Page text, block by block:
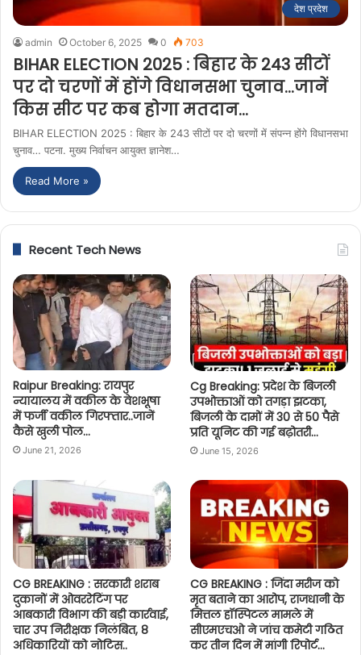
देश प्रदेश
admin October 6, 2025 0 703
BIHAR ELECTION 2025 : बिहार के 243 सीटों
पर दो चरणों में होंगे विधानसभा चुनाव…जानें
किस सीट पर कब होगा मतदान…
BIHAR ELECTION 2025 : बिहार के 243 सीटों पर दो चरणों में संपन्न होंगे विधानसभा
चुनाव… पटना. मुख्य निर्वाचन आयुक्त ज्ञानेश…
Read More »
Recent Tech News
Raipur Breaking: रायपुर
न्यायालय में वकील के वेशभूषा
में फर्जी वकील गिरफ्तार..जानें
कैसे खुली पोल…
June 21, 2026
Cg Breaking: प्रदेश के बिजली
उपभोक्ताओं को तगड़ा झटका,
बिजली के दामों में 30 से 50 पैसे
प्रति यूनिट की गई बढ़ोतरी…
June 15, 2026
CG BREAKING : सरकारी शराब
दुकानों में ओवररेटिंग पर
आबकारी विभाग की बड़ी कार्रवाई,
चार उप निरीक्षक निलंबित, 8
अधिकारियों को नोटिस..
CG BREAKING : जिंदा मरीज को
मृत बताने का आरोप, राजधानी के
मित्तल हॉस्पिटल मामले में
सीएमएचओ ने जांच कमेटी गठित
कर तीन दिन में मांगी रिपोर्ट…